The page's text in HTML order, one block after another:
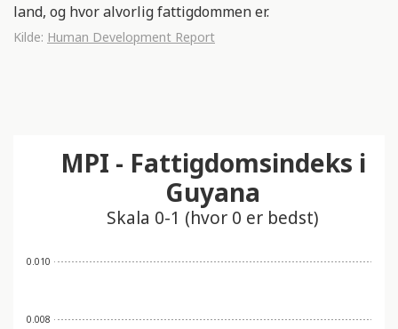
land, og hvor alvorlig fattigdommen er.
Kilde: Human Development Report
0.008
0.010
MPI - Fattigdomsindeks i
Guyana
Skala 0-1 (hvor 0 er bedst)